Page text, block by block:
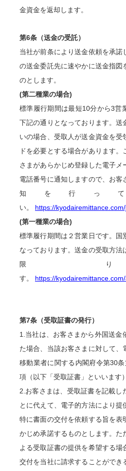
金資金を返却します。
第6条（送金の受託）
当社が前条により送金依頼を承諾
の送金委託先に速やかに送金指図
のとします。
(第二種業の場合)
標準履行期間は最短10分から3営
下記の通りとなっております。送
いの場合、受取人が送金資金を受
ドを必要とする場合があります
さまがあらかじめ登録した電子メ
電話番号に通知しますので、お客
知を行っ
い。 https://
(第一種業の場合)
標準履行期間は２営業日です。国
なっております。送金の受取方法
限
す。 https://
第7条（受取証書の発行）
1.当社は、お客さまから外国送金
た場合、当該お客さまに対して、
移動業者に関する内閣府令第30
項（以下「受取証書」といいます
2.お客さまは、受取証書を記載し
とに代えて、電子的方法により提
特に書面の交付を依頼する旨を表
かじめ承諾するものとします。た
よる受取証書の提供を希望する
交付を当社に請求することができ